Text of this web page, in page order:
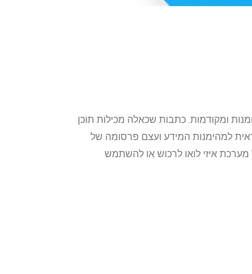
ומקודמות. כתבות שכאלה מכילות תוכן
למהימנות המידע ועצם פרסומה של
איזי לואו לרכוש או להשתמש